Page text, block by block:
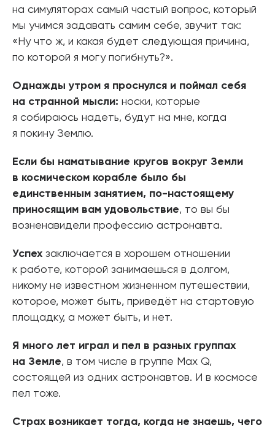
на симуляторах самый частый вопрос, который
мы учимся задавать самим себе, звучит так:
«Ну что ж, и какая будет следующая причина,
по которой я могу погибнуть?».
Однажды утром я проснулся и поймал себя
на странной мысли: носки, которые
я собираюсь надеть, будут на мне, когда
я покину Землю.
Если бы наматывание кругов вокруг Земли
в космическом корабле было бы
единственным занятием, по-настоящему
приносящим вам удовольствие, то вы бы
возненавидели профессию астронавта.
Успех заключается в хорошем отношении
к работе, которой занимаешься в долгом,
никому не известном жизненном путешествии,
которое, может быть, приведёт на стартовую
площадку, а может быть, и нет.
Я много лет играл и пел в разных группах
на Земле, в том числе в группе Max Q,
состоящей из одних астронавтов. И в космосе
пел тоже.
Страх возникает тогда, когда не знаешь, чего